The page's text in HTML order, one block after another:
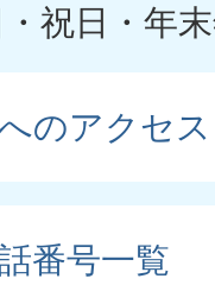
・祝日・年
のアクセス
番号一覧